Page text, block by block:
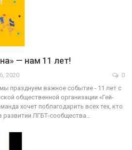
— нам 11 лет!
2020
0
празднуем важное событие - 11 лет с
общественной организации «Гей-
хочет поблагодарить всех тех, кто
развитии ЛГБТ-сообщества…